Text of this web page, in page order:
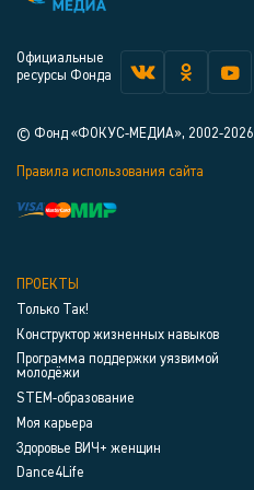
Официальные
ресурсы Фонда
© Фонд «ФОКУС-МЕДИА», 2002-2026
Правила использования сайта
ПРОЕКТЫ
Только Так!
Конструктор жизненных навыков
Программа поддержки уязвимой
молодёжи
STEM-образование
Моя карьера
Здоровье ВИЧ+ женщин
Dance4Life